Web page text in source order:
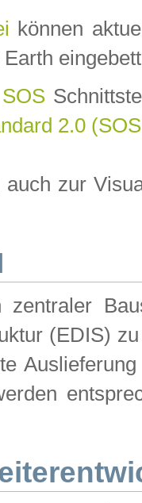
können
2.0
auch zur
zentraler
(EDIS)